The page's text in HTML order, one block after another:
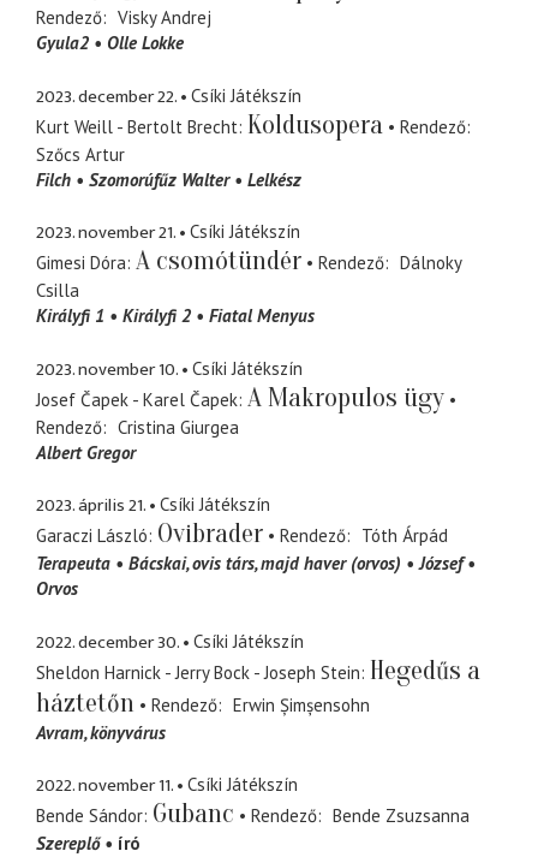
Rendező
Visky Andrej
Gyula2
Olle Lokke
2023. december 22.
Csíki Játékszín
Kurt Weill - Bertolt Brecht Koldusopera
Rendező
Szőcs Artur
Filch
Szomorúfűz Walter Lelkész
2023. november 21.
Csíki Játékszín
Gimesi Dóra A csomótündér Rendező
Dálnoky
Csilla
Királyfi 1
Királyfi 2 Fiatal Menyus
2023. november 10.
Csíki Játékszín
Josef Čapek - Karel Čapek A Makropulos ügy
Rendező
Cristina Giurgea
Albert Gregor
2023. április 21.
Csíki Játékszín
Garaczi László Ovibrader Rendező
Tóth Árpád
Terapeuta
Bácskai ovis társ, majd haver (orvos)
József
Orvos
2022. december 30.
Csíki Játékszín
Sheldon Harnick - Jerry Bock - Joseph Stein Hegedűs a
háztetőn
Rendező
Erwin Șimșensohn
Avram könyvárus
2022. november 11.
Csíki Játékszín
Bende Sándor Gubanc Rendező
Bende Zsuzsanna
Szereplő
író